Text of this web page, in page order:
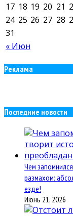
« Июн
17 18 19 20 21
24 25 26 27 28
31
Реклама
Последние новости
Чем
размахом:
езде!
Июнь 21, 2026